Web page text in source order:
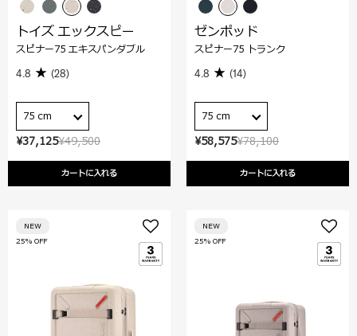
¥49,500
¥37,125
カートに入れる
トイズ エックスピー
スピナー75 エキスパンダブル
4.8 (28)
75 cm
¥78,100
¥58,575
カートに入れる
ゼンポッド
スピナー75 トランク
4.8 (14)
75 cm
25% OFF
NEW
25% OFF
NEW